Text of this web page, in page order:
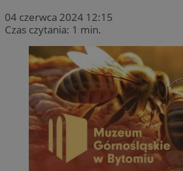
04 czerwca 2024 12:15
Czas czytania: 1 min.